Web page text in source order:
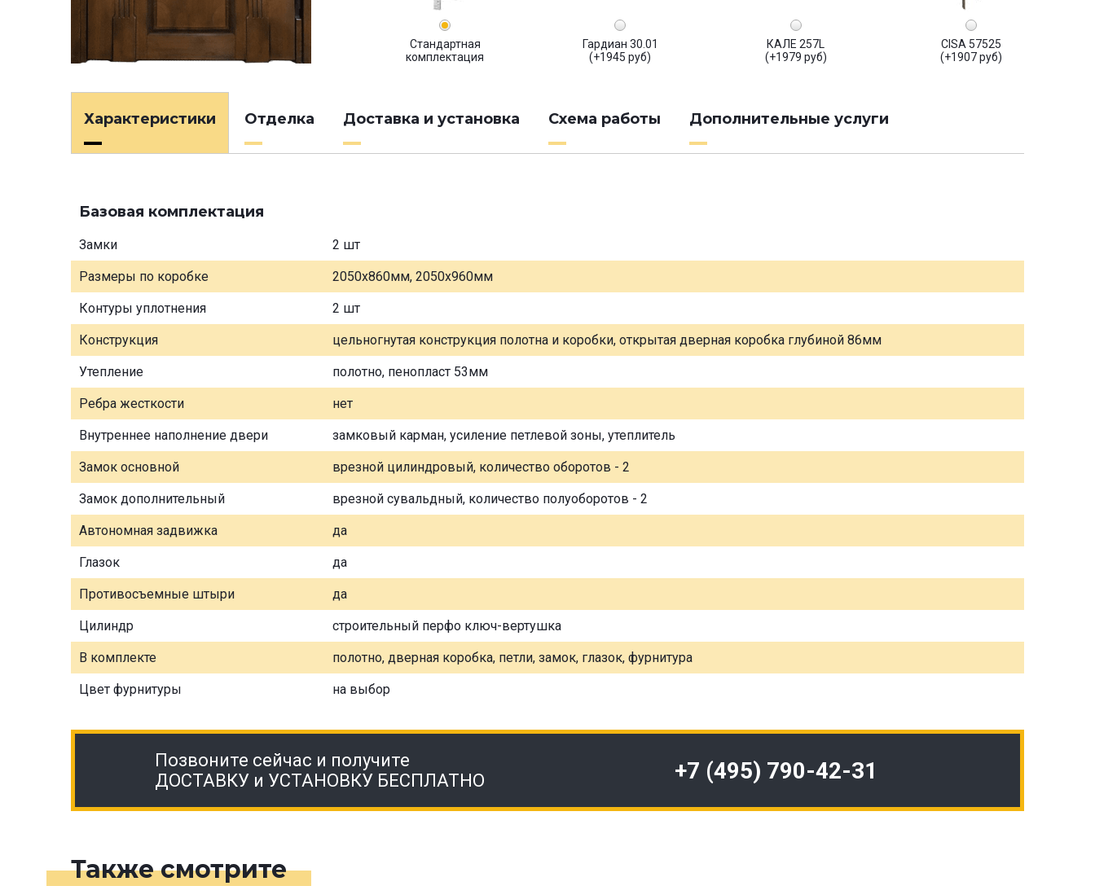
Стандартная
комплектация
Гардиан 30.01
(+1945 руб)
КАЛЕ 257L
(+1979 руб)
CISA 57525
(+1907 руб)
Характеристики Отделка Доставка и установка Схема работы Дополнительные услуги
Базовая комплектация
Замки 2 шт
Размеры по коробке 2050х860мм, 2050х960мм
Контуры уплотнения 2 шт
Конструкция цельногнутая конструкция полотна и коробки, открытая дверная коробка глубиной 86мм
Утепление полотно, пенопласт 53мм
Ребра жесткости нет
Внутреннее наполнение двери замковый карман, усиление петлевой зоны, утеплитель
Замок основной врезной цилиндровый, количество оборотов - 2
Замок дополнительный врезной сувальдный, количество полуоборотов - 2
Автономная задвижка да
Глазок да
Противосъемные штыри да
Цилиндр строительный перфо ключ-вертушка
В комплекте полотно, дверная коробка, петли, замок, глазок, фурнитура
Цвет фурнитуры на выбор
Позвоните сейчас и получите
ДОСТАВКУ и УСТАНОВКУ БЕСПЛАТНО
+7 (495) 790-42-31
Также смотрите